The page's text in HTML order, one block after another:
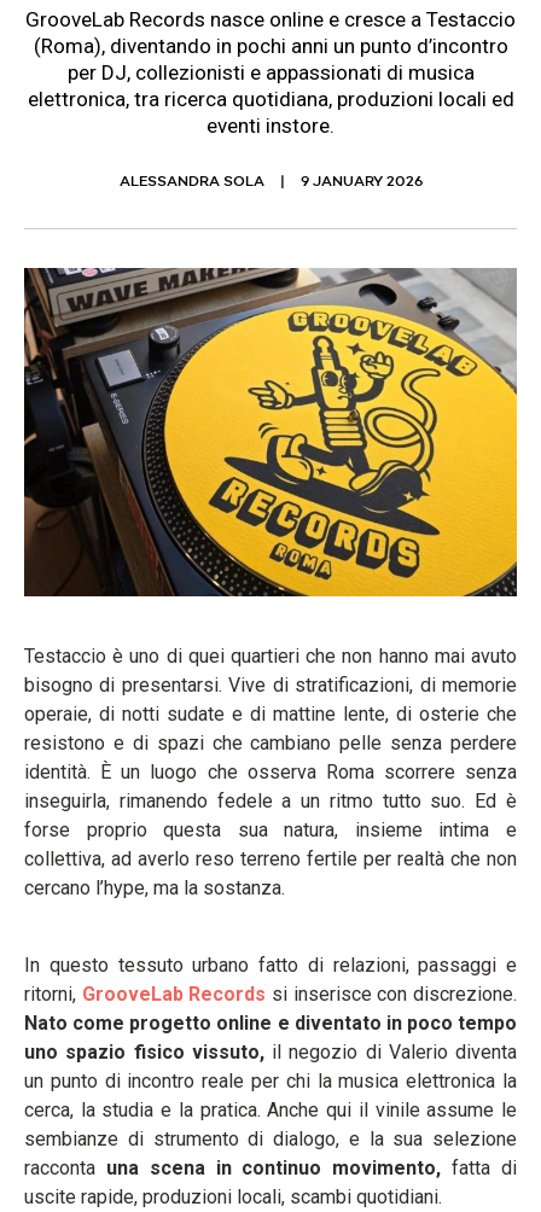
GrooveLab Records nasce online e cresce a Testaccio
(Roma), diventando in pochi anni un punto d’incontro
per DJ, collezionisti e appassionati di musica
elettronica, tra ricerca quotidiana, produzioni locali ed
eventi instore.
ALESSANDRA SOLA 9 JANUARY 2026
Testaccio è uno di quei quartieri che non hanno mai avuto
bisogno di presentarsi. Vive di stratificazioni, di memorie
operaie, di notti sudate e di mattine lente, di osterie che
resistono e di spazi che cambiano pelle senza perdere
identità. È un luogo che osserva Roma scorrere senza
inseguirla, rimanendo fedele a un ritmo tutto suo. Ed è
forse proprio questa sua natura, insieme intima e
collettiva, ad averlo reso terreno fertile per realtà che non
cercano l’hype, ma la sostanza.
In questo tessuto urbano fatto di relazioni, passaggi e
ritorni, GrooveLab Records si inserisce con discrezione.
Nato come progetto online e diventato in poco tempo
uno spazio fisico vissuto,il negozio di Valerio diventa
un punto di incontro reale per chi la musica elettronica la
cerca, la studia e la pratica. Anche qui il vinile assume le
sembianze di strumento di dialogo, e la sua selezione
racconta una scena in continuo movimento,fatta di
uscite rapide, produzioni locali, scambi quotidiani.